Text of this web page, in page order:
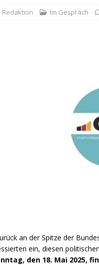
Redaktion Im Gespräch
an der Spitze der
ein, diesen
den 18. Mai 2025,